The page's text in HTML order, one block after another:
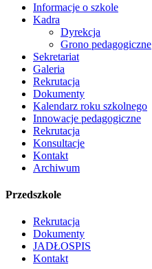
Informacje o szkole
Kadra
Dyrekcja
Grono pedagogiczne
Sekretariat
Galeria
Rekrutacja
Dokumenty
Kalendarz roku szkolnego
Innowacje pedagogiczne
Rekrutacja
Konsultacje
Kontakt
Archiwum
Przedszkole
Rekrutacja
Dokumenty
JADŁOSPIS
Kontakt